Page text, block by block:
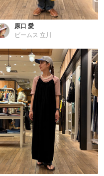
原口 愛
ビームス 立川